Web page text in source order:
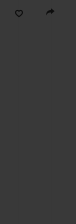
BIG BANG